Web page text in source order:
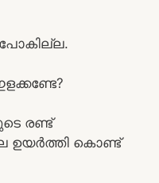
രണ്ട്
ഉയർത്തി കൊണ്ട്